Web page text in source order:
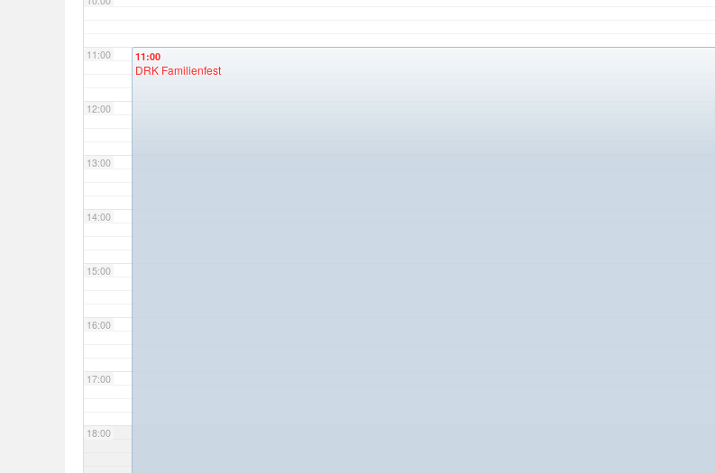
11:00
12:00
13:00
14:00
15:00
16:00
17:00
18:00
11:00
DRK Familienfest